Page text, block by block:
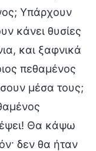
Υπάρχουν
κάνει θυσίες
και ξαφνικά
πεθαμένος
μέσα τους;
Θα κάψω
δεν θα ήταν